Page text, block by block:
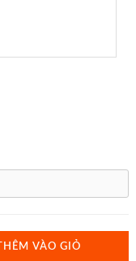
THÊM VÀO GIỎ